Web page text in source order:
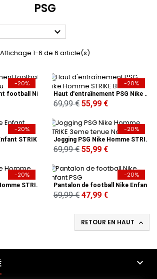
PSG

Affichage 1-6 de 6 article(s)
-20% -20%
Haut d'entraînement PSG Nike Homme STRIKE Bleu
69,99 € 55,99 €
-20% -20%
Jogging PSG Nike Homme STRIKE 3eme tenue Noir
69,99 € 55,99 €
-20%
Jogging PSG Nike Homme STRIKE Bordeau
-20%
59,99 € 47,99 €
RETOUR EN HAUT 
